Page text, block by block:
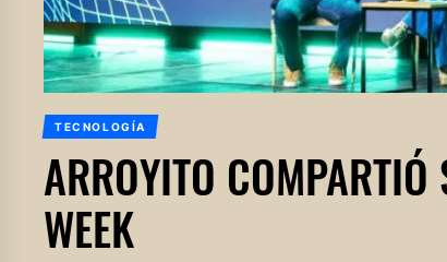
TECNOLOGÍA
ARROYITO
WEEK